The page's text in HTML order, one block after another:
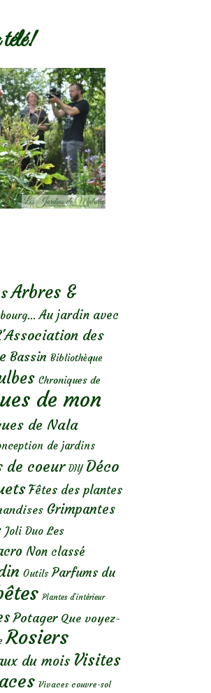
Arbres &
Au jardin avec
des
Bassin Bibliothèque
Chroniques de
de mon
de Nala
de jardins
de coeur DIY Déco
Fêtes des plantes
Grimpantes
Joli Duo Les
Non classé
Outils Parfums du
Plantes d’intérieur
Potager Que voyez-
Rosiers
du mois Visites
Vivaces couvre-sol